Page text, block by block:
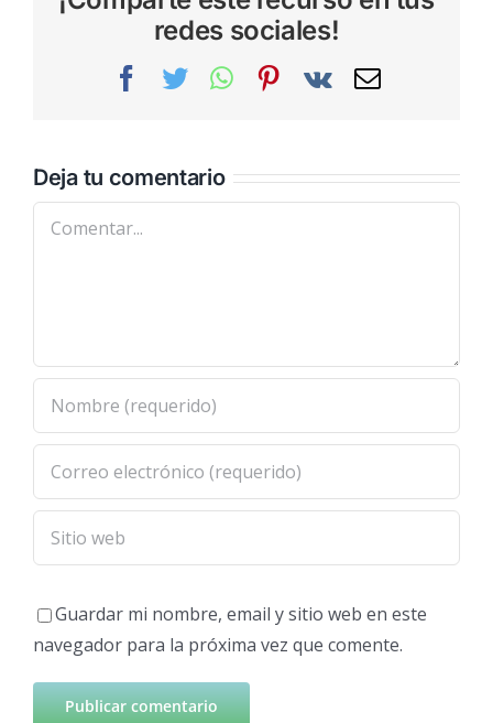
redes sociales!
Facebook
TwitterWhatsAppPinterest
Vk
Correo
Deja tu comentario
Comentar
Guardar mi nombre, email y sitio web en este
navegador para la próxima vez que comente.